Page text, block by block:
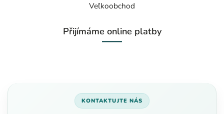
Veľkoobchod
Přijímáme online platby
KONTAKTUJTE NÁS